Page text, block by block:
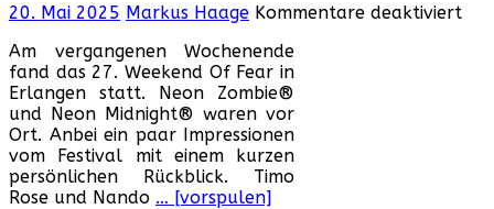
20. Mai 2025 Markus Haage Kommentare deaktiviert
Am vergangenen Wochenende
fand das 27. Weekend Of Fear in
Erlangen statt. Neon Zombie®
und Neon Midnight® waren vor
Ort. Anbei ein paar Impressionen
vom Festival mit einem kurzen
persönlichen Rückblick. Timo
Rose und Nando … [vorspulen]